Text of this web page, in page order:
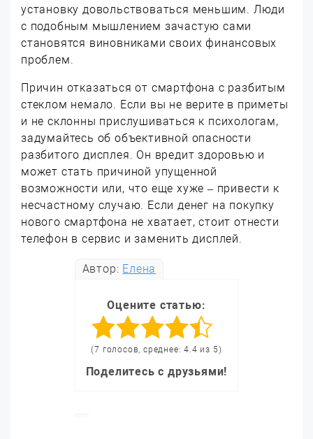
установку довольствоваться меньшим. Люди
с подобным мышлением зачастую сами
становятся виновниками своих финансовых
проблем.
Причин отказаться от смартфона с разбитым
стеклом немало. Если вы не верите в приметы
и не склонны прислушиваться к психологам,
задумайтесь об объективной опасности
разбитого дисплея. Он вредит здоровью и
может стать причиной упущенной
возможности или, что еще хуже – привести к
несчастному случаю. Если денег на покупку
нового смартфона не хватает, стоит отнести
телефон в сервис и заменить дисплей.
Автор: Елена
Оцените статью:
(7 голосов, среднее: 4.4 из 5)
Поделитесь с друзьями!